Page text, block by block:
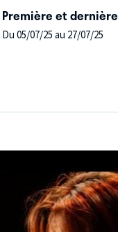
du matin.
Première et dernière
Du 05/07/25 au 27/07/25